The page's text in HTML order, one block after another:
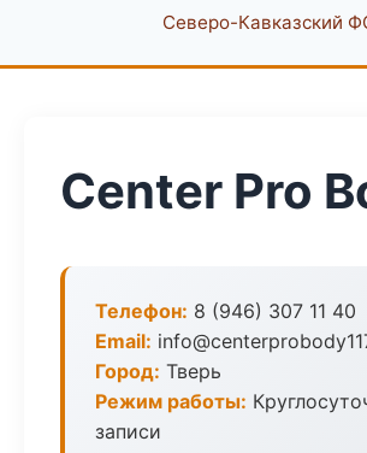
Северо-Кавказский
Center Pro
Телефон: 8 (946) 307 11 40
Email:
Город: Тверь
Режим работы:
записи